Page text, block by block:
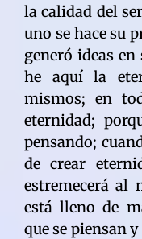
la calidad del
uno se hace su
generó ideas
he aquí la
mismos; en
eternidad;
pensando;
de crear
estremecerá al
está lleno de
que se piensan